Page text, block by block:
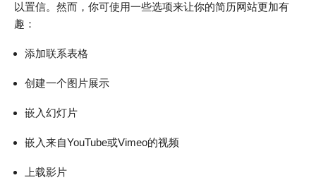
以置信。然而，你可使用一些选项来让你的简历网站更加有
趣：
添加联系表格
创建一个图片展示
嵌入幻灯片
嵌入来自YouTube或Vimeo的视频
上载影片